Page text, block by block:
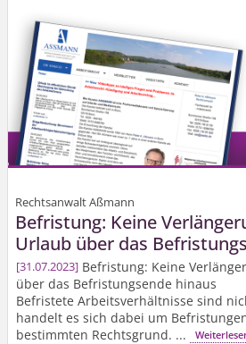
Rechtsanwalt Aßmann
Befristung: Keine
Urlaub über das
31.07.2023 Befristung: Keine
über das Befristungsende hinaus
Befristete Arbeitsverhältnisse sind
handelt es sich dabei um
bestimmten Rechtsgrund. ...